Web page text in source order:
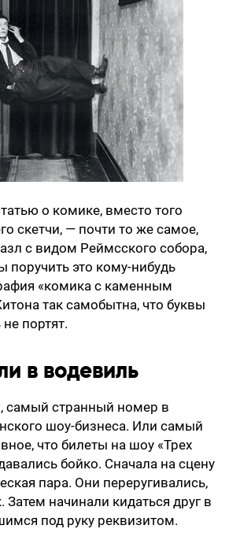
о комике, вместо того
скетчи, — почти то же самое,
с видом Реймсского собора,
поручить это кому-нибудь
«комика с каменным
так самобытна, что буквы
портят.
в водевиль
самый странный номер в
шоу-бизнеса. Или самый
что билеты на шоу «Трех
бойко. Сначала на сцену
пара. Они переругивались,
Затем начинали кидаться друг в
под руку реквизитом.